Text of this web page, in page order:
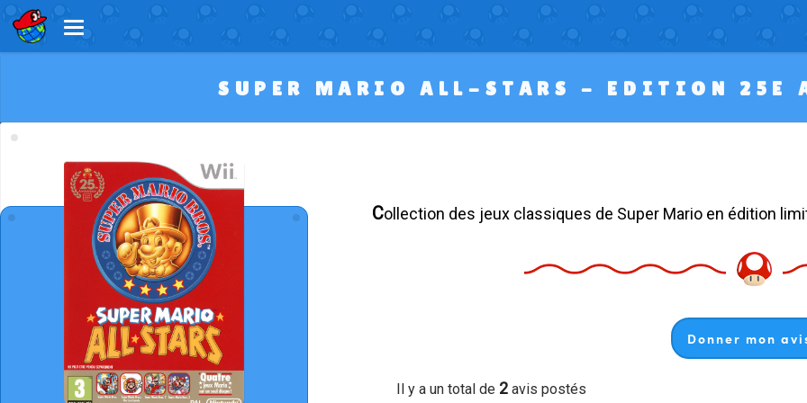
SUPER MARIO ALL-STARS - EDITION 25E
Collection des jeux classiques de Super Mario en édition
Donner mon
Il y a un total de 2avis postés